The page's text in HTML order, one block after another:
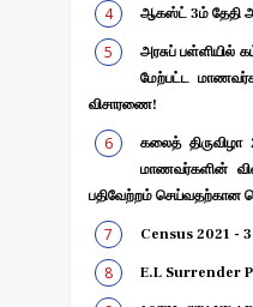
ஆகஸ்ட் 3ம் தேதி
அரசுப் பள்ளியில்
மேற்பட்ட
விசாரணை!
கலைத் திருவிழா
மாணவர்களின்
பதிவேற்றம் செய்வதற்கான
Census 2021 -
E.L Surrender